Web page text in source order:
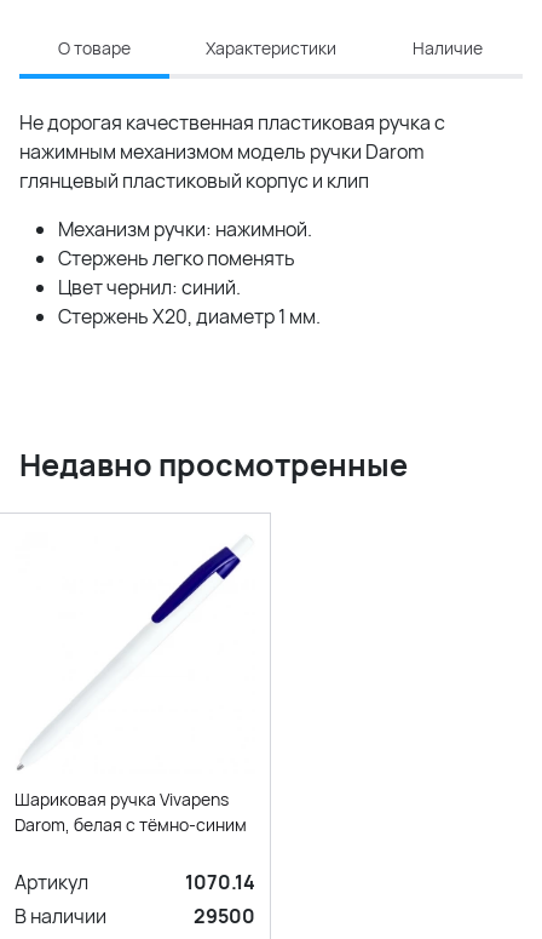
О товаре Характеристики Наличие
Не дорогая качественная пластиковая ручка с
нажимным механизмом модель ручки Darom
глянцевый пластиковый корпус и клип
Механизм ручки: нажимной.
Стержень легко поменять
Цвет чернил: синий.
Стержень Х20, диаметр 1 мм.
Недавно просмотренные
Шариковая ручка Vivapens
Darom, белая с тёмно-синим
Артикул
1070.14
В наличии
29500